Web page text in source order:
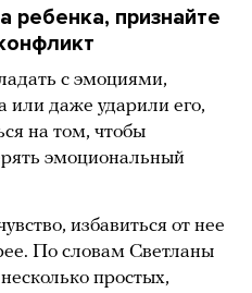
ребенка, признайте
с эмоциями,
или даже ударили его,
на том, чтобы
эмоциональный
избавиться от нее
По словам Светланы
простых,